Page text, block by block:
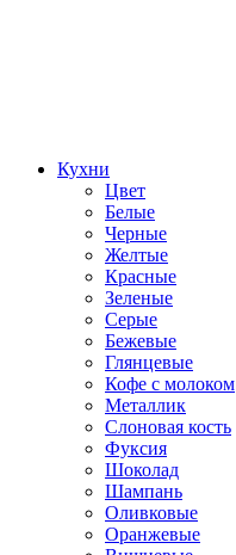
Кухни
Цвет
Белые
Черные
Желтые
Красные
Зеленые
Серые
Бежевые
Глянцевые
Кофе с молоком
Металлик
Слоновая кость
Фуксия
Шоколад
Шампань
Оливковые
Оранжевые